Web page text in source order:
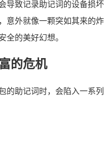
导致记录助记词的设备损坏
意外就像一颗突如其来的炸
全的美好幻想。
的危机
的助记词时，会陷入一系列